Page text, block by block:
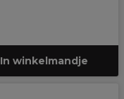
In winkelmandje